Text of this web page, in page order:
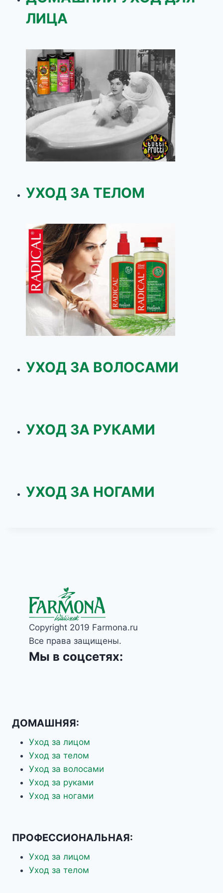
ЛИЦА
УХОД ЗА ТЕЛОМ
УХОД ЗА ВОЛОСАМИ
УХОД ЗА РУКАМИ
УХОД ЗА НОГАМИ
Copyright 2019 Farmona.ru
Все права защищены.
Мы в соцсетях:
ДОМАШНЯЯ:
Уход за лицом
Уход за телом
Уход за волосами
Уход за руками
Уход за ногами
ПРОФЕССИОНАЛЬНАЯ:
Уход за лицом
Уход за телом